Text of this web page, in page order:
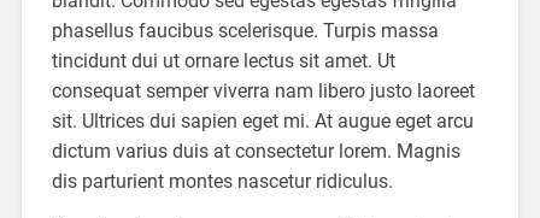
phasellus faucibus scelerisque. Turpis massa
tincidunt dui ut ornare lectus sit amet. Ut
consequat semper viverra nam libero justo laoreet
sit. Ultrices dui sapien eget mi. At augue eget arcu
dictum varius duis at consectetur lorem. Magnis
dis parturient montes nascetur ridiculus.